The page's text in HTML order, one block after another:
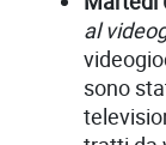
al
sono